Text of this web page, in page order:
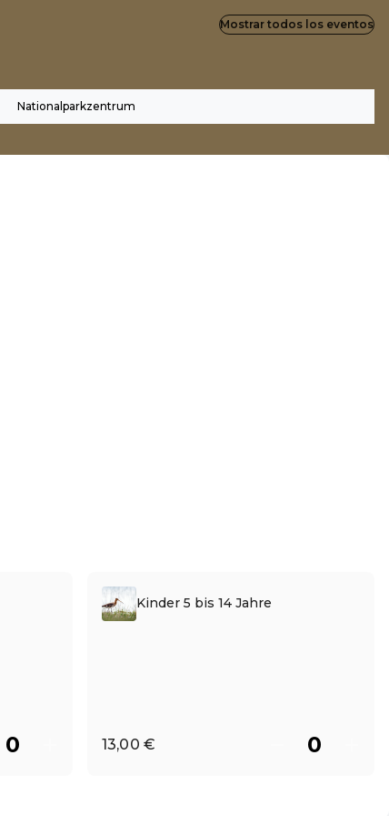
Nationalparkzentrum
Mostrar todos los eventos
Kinder 5 bis 14 Jahre
13,00 €